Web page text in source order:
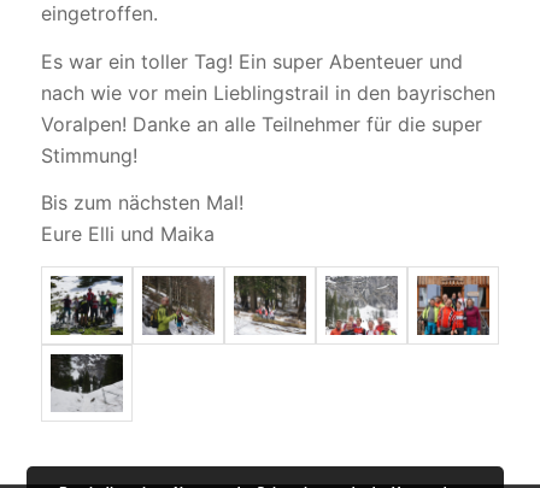
eingetroffen.
Es war ein toller Tag! Ein super Abenteuer und
nach wie vor mein Lieblingstrail in den bayrischen
Voralpen! Danke an alle Teilnehmer für die super
Stimmung!
Bis zum nächsten Mal!
Eure Elli und Maika